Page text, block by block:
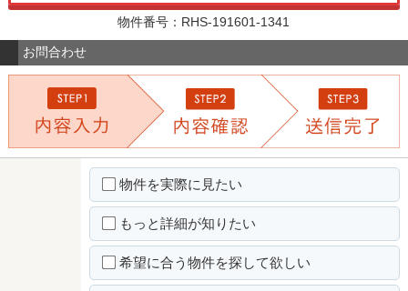
物件番号：RHS-191601-1341
お問合わせ
物件を実際に見たい
もっと詳細が知りたい
希望に合う物件を探して欲しい